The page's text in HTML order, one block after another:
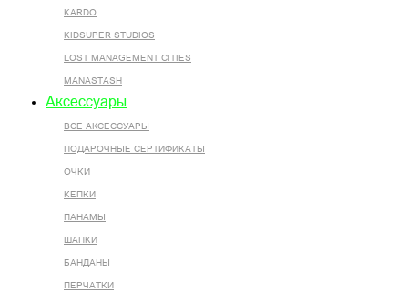
KARDO
KIDSUPER STUDIOS
LOST MANAGEMENT CITIES
MANASTASH
Аксессуары
ВСЕ AКСЕССУАРЫ
ПОДАРОЧНЫЕ СЕРТИФИКАТЫ
ОЧКИ
КЕПКИ
ПАНАМЫ
ШАПКИ
БАНДАНЫ
ПЕРЧАТКИ